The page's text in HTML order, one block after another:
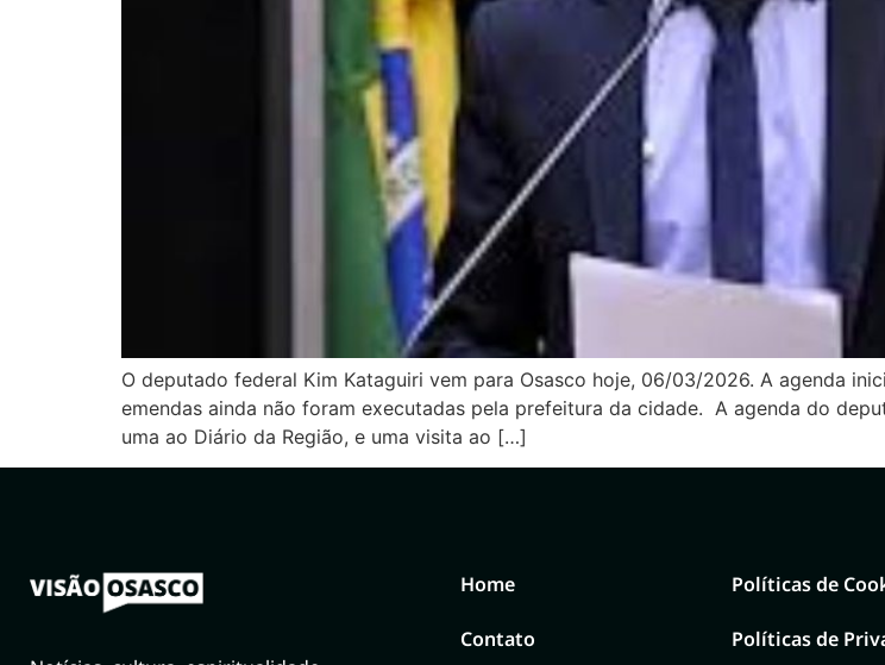
O deputado federal Kim Kataguiri vem para Osasco hoje, 06/03/2026. A agenda
emendas ainda não foram executadas pela prefeitura da cidade. A agenda do
uma ao Diário da Região, e uma visita ao […]
Home
Contato
Políticas de
Políticas de